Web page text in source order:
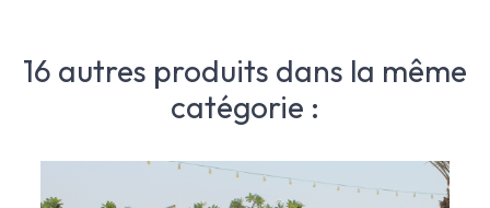
16 autres produits dans la même
catégorie :